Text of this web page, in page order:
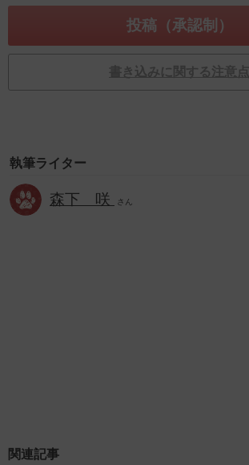
書き込みに関する注意点
執筆ライター
森下 咲 さん
関連記事